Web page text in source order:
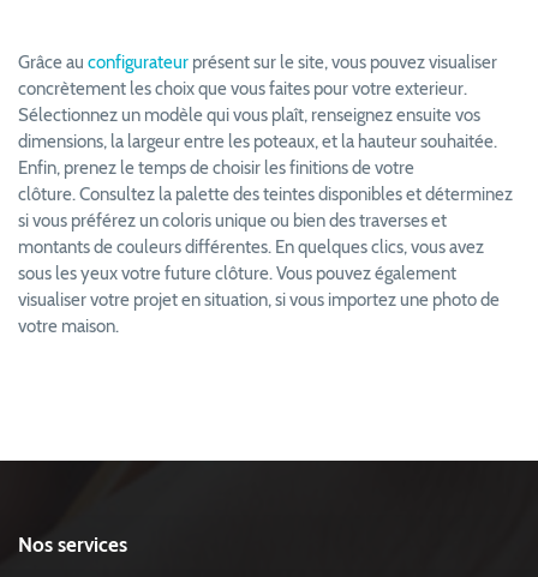
Grâce au configurateur présent sur le site, vous pouvez visualiser
concrètement les choix que vous faites pour votre exterieur.
Sélectionnez un modèle qui vous plaît, renseignez ensuite vos
dimensions, la largeur entre les poteaux, et la hauteur souhaitée.
Enfin, prenez le temps de choisir les finitions de votre
clôture. Consultez la palette des teintes disponibles et déterminez
si vous préférez un coloris unique ou bien des traverses et
montants de couleurs différentes. En quelques clics, vous avez
sous les yeux votre future clôture. Vous pouvez également
visualiser votre projet en situation, si vous importez une photo de
votre maison.
Nos services